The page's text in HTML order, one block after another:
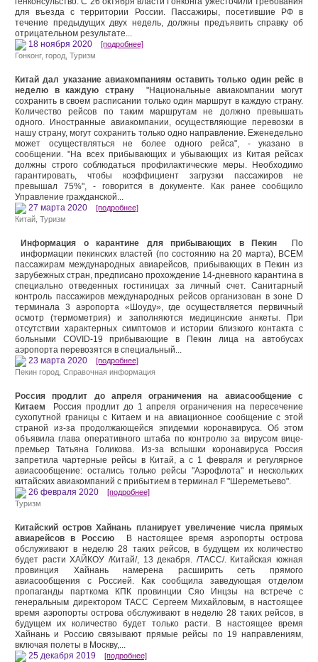
для въезда с территории России. Пассажиры, посетившие РФ в
течение предыдущих двух недель, должны предъявить справку об
отрицательном результате...
18 ноября 2020 [подробнее]
Гонконг, город Туризм
Китай дал указание авиакомпаниям оставить только один рейс в
неделю в каждую страну"Национальные авиакомпании могут
сохранить в своем расписании только один маршрут в каждую страну.
Количество рейсов по таким маршрутам не должно превышать
одного. Иностранные авиакомпании, осуществляющие перевозки в
нашу страну, могут сохранить только одно направление. Еженедельно
может осуществляться не более одного рейса", - указано в
сообщении. "На всех прибывающих и убывающих из Китая рейсах
должны строго соблюдаться профилактические меры. Необходимо
гарантировать, чтобы коэффициент загрузки пассажиров не
превышал 75%", - говорится в документе. Как ранее сообщило
Управление гражданской...
27 марта 2020 [подробнее]
Китай Туризм
Информация о карантине для прибывающих в Пекин По
информации пекинских властей (по состоянию на 20 марта), ВСЕМ
пассажирам международных авиарейсов, прибывающих в Пекин из
зарубежных стран, предписано прохождение 14-дневного карантина в
специально отведенных гостиницах за личный счет. Санитарный
контроль пассажиров международных рейсов организован в зоне D
терминала 3 аэропорта «Шоуду», где осуществляется первичный
осмотр (термометрия) и заполняются медицинские анкеты. При
отсутствии характерных симптомов и истории близкого контакта с
больными COVID-19 прибывающие в Пекин лица на автобусах
аэропорта перевозятся в специальный...
23 марта 2020 [подробнее]
Пекин город Справочная информация
Россия продлит до апреля ограничения на авиасообщение с
Китаем Россия продлит до 1 апреля ограничения на пересечение
сухопутной границы с Китаем и на авиационное сообщение с этой
страной из-за продолжающейся эпидемии коронавируса. Об этом
объявила глава оперативного штаба по контролю за вирусом вице-
премьер Татьяна Голикова. Из-за вспышки коронавируса Россия
запретила чартерные рейсы в Китай, а с 1 февраля и регулярное
авиасообщение: остались только рейсы "Аэрофлота" и нескольких
китайских авиакомпаний с прибытием в терминал F "Шереметьево".
26 февраля 2020 [подробнее]
Туризм
Китайский остров Хайнань планирует увеличение числа прямых
авиарейсов в РоссиюВ настоящее время аэропорты острова
обслуживают в неделю 28 таких рейсов, в будущем их количество
будет расти ХАЙКОУ /Китай/, 13 декабря. /ТАСС/. Китайская южная
провинция Хайнань намерена расширить сеть прямого
авиасообщения с Россией. Как сообщила заведующая отделом
пропаганды парткома КПК провинции Сяо Инцзы на встрече с
генеральным директором ТАСС Сергеем Михайловым, в настоящее
время аэропорты острова обслуживают в неделю 28 таких рейсов, в
будущем их количество будет только расти. В настоящее время
Хайнань и Россию связывают прямые рейсы по 19 направлениям,
включая полеты в Москву,...
25 декабря 2019 [подробнее]